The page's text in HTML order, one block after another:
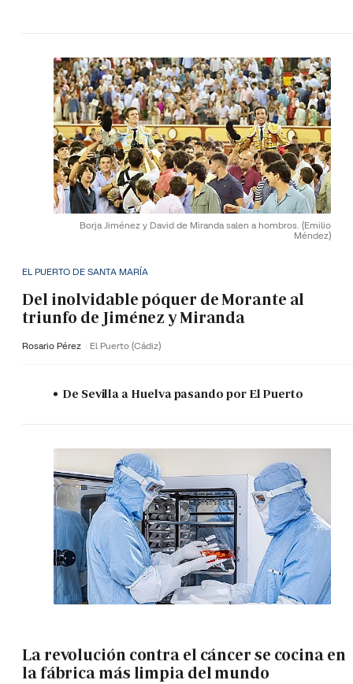
Borja Jiménez y David de Miranda salen a hombros. (Emilio
Méndez)
EL PUERTO DE SANTA MARÍA
Del inolvidable póquer de Morante al
triunfo de Jiménez y Miranda
Rosario Pérez El Puerto (Cádiz)
De Sevilla a Huelva pasando por El Puerto
La revolución contra el cáncer se cocina en
la fábrica más limpia del mundo